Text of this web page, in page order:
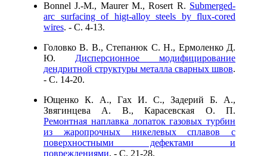
Bonnel J.-M., Maurer M., Rosert R. Submerged-
arc surfacing of higt-alloy steels by flux-cored
wires. - C. 4-13.
Головко В. В., Степанюк С. Н., Ермоленко Д.
Ю. Дисперсионное модифицирование
дендритной структуры металла сварных швов.
- C. 14-20.
Ющенко К. А., Гах И. С., Задерий Б. А.,
Звягинцева А. В., Карасевская О. П.
Ремонтная наплавка лопаток газовых турбин
из жаропрочных никелевых сплавов с
поверхностными дефектами и
повреждениями. - C. 21-28.